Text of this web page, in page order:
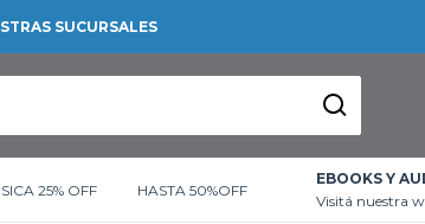
SUCURSALES
25% OFF HASTA 50%OFF
EBOOKS Y
Visitá nuestra